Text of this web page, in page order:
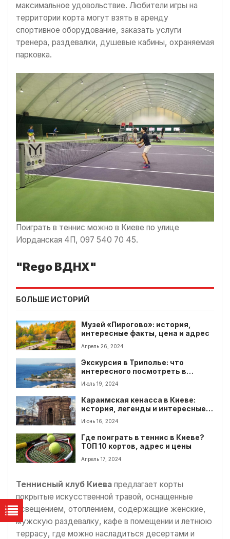
максимальное удовольствие. Любители игры на
территории корта могут взять в аренду
спортивное оборудование, заказать услуги
тренера, раздевалки, душевые кабины, охраняемая
парковка.
Поиграть в теннис можно в Киеве по улице
Иорданская 4П, 097 540 70 45.
"Rego ВДНХ"
БОЛЬШЕ ИСТОРИЙ
Музей «Пирогово»: история,
интересные факты, цена и адрес
Апрель 26, 2024
Экскурсия в Триполье: что
интересного посмотреть в
Триполье
Июль 19, 2024
Караимская кенасса в Киеве:
история, легенды и интересные
факты
Июнь 16, 2024
Где поиграть в теннис в Киеве?
ТОП 10 кортов, адрес и цены
Апрель 17, 2024
Теннисный клуб Киева предлагает корты
покрытые искусственной травой, оснащенные
освещением, отоплением, содержащие женские,
мужскую раздевалку, кафе в помещении и летнюю
террасу, где можно насладиться десертами и